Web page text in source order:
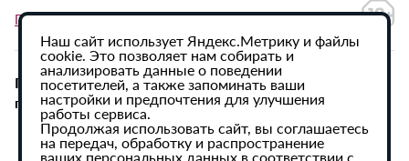
Политика в отношении обработки персональных данных
При использовании материалов сайта активная
гиперссылка на ИА «Регион 64» обязательна.
Наш сайт использует Яндекс.Метрику и файлы
cookie. Это позволяет нам собирать и
анализировать данные о поведении
посетителей, а также запоминать ваши
настройки и предпочтения для улучшения
работы сервиса.
Продолжая использовать сайт, вы соглашаетесь
на передач, обработку и распространение